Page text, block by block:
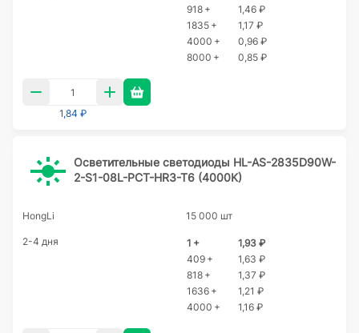
918 +
1,46 ₽
1835 +
1,17 ₽
4000 +
0,96 ₽
8000 +
0,85 ₽
1,84 ₽
Осветительные светодиоды HL-AS-2835D90W-
2-S1-08L-PCT-HR3-T6 (4000K)
HongLi 15 000 шт
2-4 дня 1 +
1,93 ₽
409 +
1,63 ₽
818 +
1,37 ₽
1636 +
1,21 ₽
4000 +
1,16 ₽